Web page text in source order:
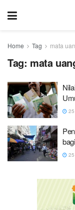
Home Tag mata
Tag: mata